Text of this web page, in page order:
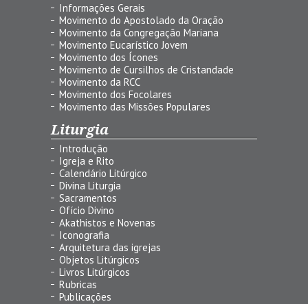
Informações Gerais
Movimento do Apostolado da Oração
Movimento da Congregação Mariana
Movimento Eucarístico Jovem
Movimento dos Ícones
Movimento de Cursilhos de Cristandade
Movimento da RCC
Movimento dos Focolares
Movimento das Missões Populares
Liturgia
Introdução
Igreja e Rito
Calendário Litúrgico
Divina Liturgia
Sacramentos
Ofício Divino
Akathistos e Novenas
Iconografia
Arquitetura das igrejas
Objetos Litúrgicos
Livros Litúrgicos
Rubricas
Publicações